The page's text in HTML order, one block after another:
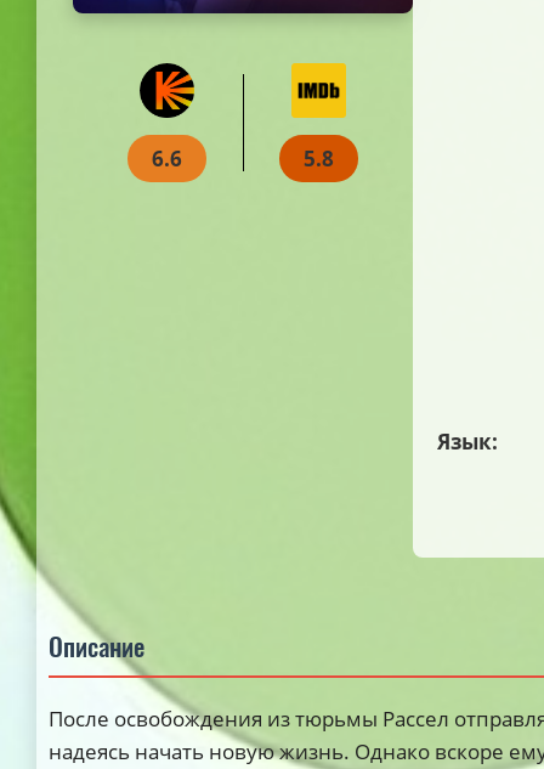
6.6 5.8
Язык:
Описание
После освобождения из тюрьмы Рассел
надеясь начать новую жизнь. Однако вскоре